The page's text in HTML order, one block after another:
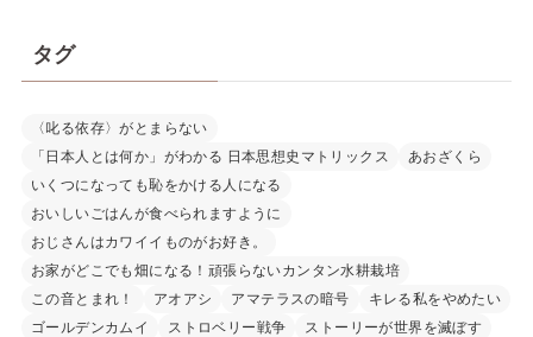
タグ
〈叱る依存〉がとまらない
「日本人とは何か」がわかる 日本思想史マトリックス
あおざくら
いくつになっても恥をかける人になる
おいしいごはんが食べられますように
おじさんはカワイイものがお好き。
お家がどこでも畑になる！頑張らないカンタン水耕栽培
この音とまれ！
アオアシ アマテラスの暗号
キレる私をやめたい
ゴールデンカムイ
ストロベリー戦争
ストーリーが世界を滅ぼす